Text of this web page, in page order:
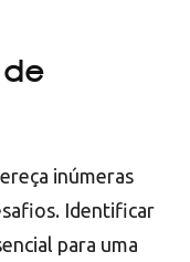
de
inúmeras
Identificar
para uma